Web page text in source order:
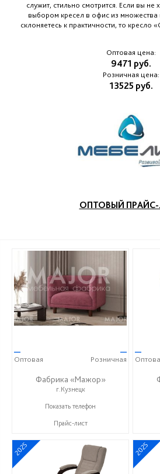
служит, стильно смотрится. Если вы не
выбором кресел в офис из множества
склоняетесь к практичности, то кресло
Оптовая цена:
9471 руб.
Розничная цена:
13525 руб.
ОПТОВЫЙ
—
Оптовая
—
Розничная
Фабрика «Мажор»
г.Кузнецк
+7 (999) 611-98-99
Показать телефон
Прайс-лист
—
2025 2025